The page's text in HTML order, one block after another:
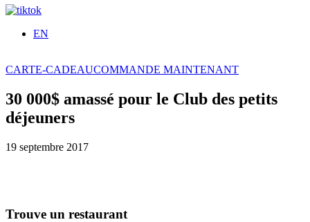
EN
CARTE-CADEAUCOMMANDE MAINTENANT
30 000$ amassé pour le Club des petits
déjeuners
19 septembre 2017
Trouve un restaurant